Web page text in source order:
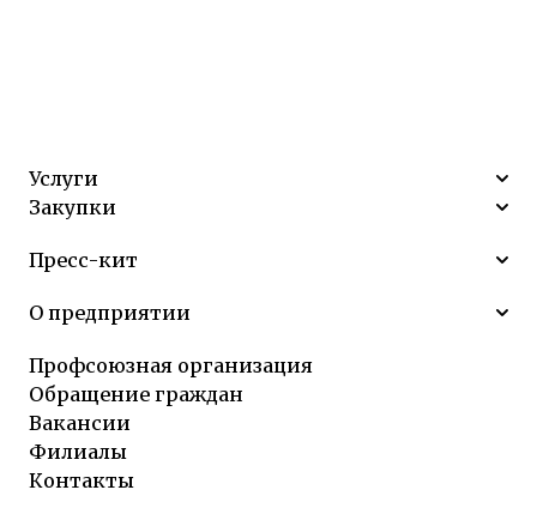
Услуги
Закупки
Пресс-кит
О предприятии
Профсоюзная организация
Обращение граждан
Вакансии
Филиалы
Контакты